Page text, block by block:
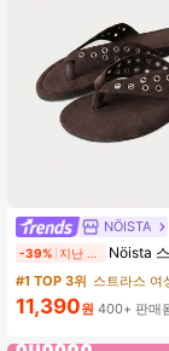
NÖISTA
-39% Nöista 스터드 장식 베이지색 끈 샌들, 반짝이는 라인스톤 장식과 쿠션 처
#1 TOP 3위 스트라스 여
11,390원 400+ 판매